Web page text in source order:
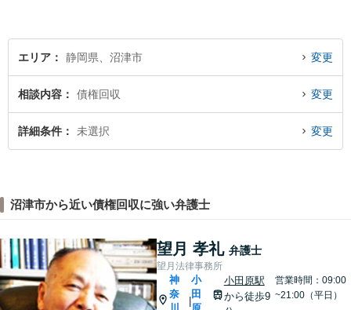
エリア 静岡県、沼津市 変更
相談内容 債権回収 変更
詳細条件 未選択 変更
沼津市から近い債権回収に強い弁護士
望月 孝礼 弁護士
望月法律事務所
神
奈
川
小
田
原
小田原駅
から徒歩9
営業時間：09:00
~21:00（平日）